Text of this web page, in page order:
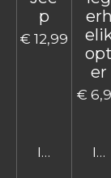
p
€ 12,99
In
erh
opt
er
€
In